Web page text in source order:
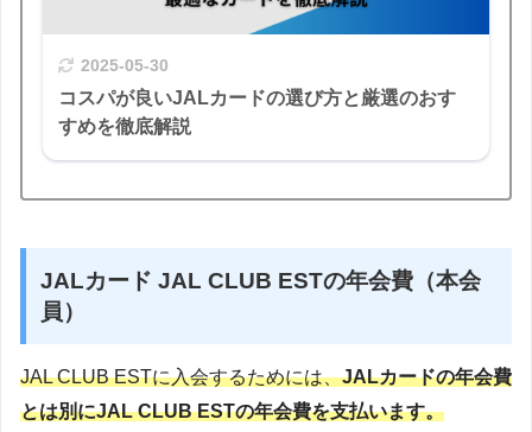
2025-05-30
コスパが良いJALカードの選び方と厳選のおす
すめを徹底解説
JALカード JAL CLUB ESTの年会費（本会
員）
JAL CLUB ESTに入会するためには、JALカードの年会費
とは別にJAL CLUB ESTの年会費を支払います。